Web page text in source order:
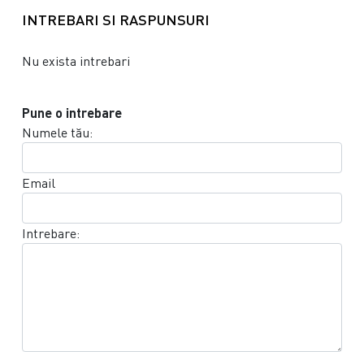
INTREBARI SI RASPUNSURI
Nu exista intrebari
Pune o intrebare
Numele tău:
Email
Intrebare: